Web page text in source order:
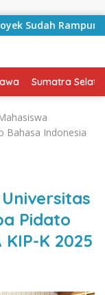
Rampung
Sumatra
Bahasa Indonesia
Pidato
K 2025